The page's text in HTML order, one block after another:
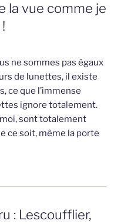
la vue comme je
ne sommes pas égaux
de lunettes, il existe
ce que l’immense
ignore totalement.
moi, sont totalement
ce soit, même la porte
: Lescoufflier,